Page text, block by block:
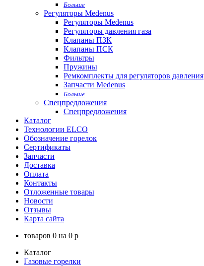
Больше
Регуляторы Medenus
Регуляторы Medenus
Регуляторы давления газа
Клапаны ПЗК
Клапаны ПСК
Фильтры
Пружины
Ремкомплекты для регуляторов давления
Запчасти Medenus
Больше
Спецпредложения
Спецпредложения
Каталог
Технологии ELCO
Обозначение горелок
Сертификаты
Запчасти
Доставка
Оплата
Контакты
Отложенные товары
Новости
Отзывы
Карта сайта
товаров 0 на 0 p
Каталог
Газовые горелки